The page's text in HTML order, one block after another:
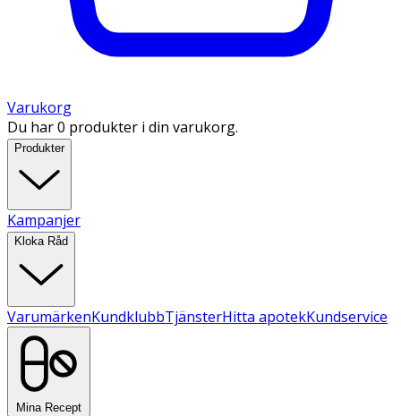
Varukorg
Du har 0 produkter i din varukorg.
Produkter
Kampanjer
Kloka Råd
VarumärkenKundklubbTjänsterHitta apotekKundservice
Mina Recept